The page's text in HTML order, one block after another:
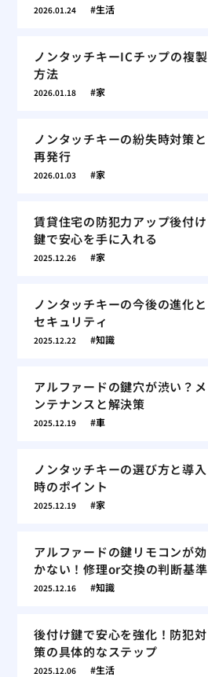
2026.01.24 生活
ノンタッチキーICチップの複製
方法
2026.01.18 家
ノンタッチキーの紛失時対策と
再発行
2026.01.03 家
賃貸住宅の防犯力アップ後付け
鍵で安心を手に入れる
2025.12.26 家
ノンタッチキーの今後の進化と
セキュリティ
2025.12.22 知識
アルファードの鍵穴が渋い？メ
ンテナンスと解決策
2025.12.19 車
ノンタッチキーの選び方と導入
時のポイント
2025.12.19 家
アルファードの鍵リモコンが効
かない！修理or交換の判断基準
2025.12.16 知識
後付け鍵で安心を強化！防犯対
策の具体的なステップ
2025.12.06 生活